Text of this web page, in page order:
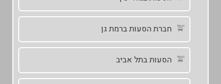
חברת הסעות ברמת גן
הסעות בתל אביב